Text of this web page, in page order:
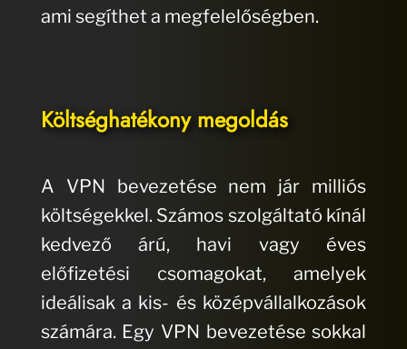
ami segíthet a megfelelőségben.
Költséghatékony megoldás
A VPN bevezetése nem jár milliós
költségekkel. Számos szolgáltató kínál
kedvező árú, havi vagy éves
előfizetési csomagokat, amelyek
ideálisak a kis- és középvállalkozások
számára. Egy VPN bevezetése sokkal